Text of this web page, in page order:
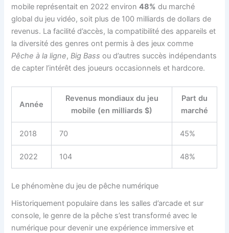
mobile représentait en 2022 environ48% du marché
global du jeu vidéo, soit plus de 100 milliards de dollars de
revenus. La facilité d’accès, la compatibilité des appareils et
la diversité des genres ont permis à des jeux comme
Pêche à la ligne,Big Bass ou d’autres succès indépendants
de capter l’intérêt des joueurs occasionnels et hardcore.
Année
Revenus mondiaux du jeu
mobile (en milliards $)
Part du
marché
2018 70 45%
2022 104 48%
Le phénomène du jeu de pêche numérique
Historiquement populaire dans les salles d’arcade et sur
console, le genre de la pêche s’est transformé avec le
numérique pour devenir une expérience immersive et